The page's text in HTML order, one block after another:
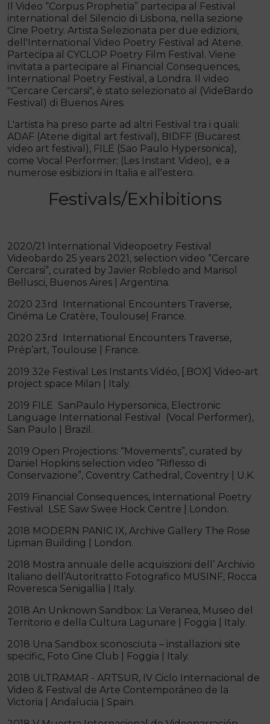
Il Video “Corpus Prophetia” partecipa al Festival
international del Silencio di Lisbona, nella sezione
Cine Poetry. Artista Selezionata per due edizioni,
dell'International Video Poetry Festival ad Atene.
Partecipa al CYCLOP Poetry Film Festival. Viene
invitata a partecipare al Financial Consequences,
International Poetry Festival, a Londra. Il video
"Cercare Cercarsi", è stato selezionato al (VideBardo
Festival) di Buenos Aires.
L'artista ha preso parte ad altri Festival tra i quali:
ADAF (Atene digital art festival), BIDFF (Bucarest
video art festival), FILE (Sao Paulo Hypersonica),
come Vocal Performer; (Les Instant Video), e a
numerose esibizioni in Italia e all'estero.
Festivals/Exhibitions
2020/21 International Videopoetry Festival
Videobardo 25 years 2021, selection video “Cercare
Cercarsi”, curated by Javier Robledo and Marisol
Bellusci, Buenos Aires | Argentina.
2020 23rd International Encounters Traverse,
Cinéma Le Cratère, Toulouse| France.
2020 23rd International Encounters Traverse,
Prép’art, Toulouse | France.
2019 32e Festival Les Instants Vidéo, [.BOX] Video-art
project space Milan | Italy.
2019 FILE SanPaulo Hypersonica, Electronic
Language International Festival (Vocal Performer),
San Paulo | Brazil.
2019 Open Projections: “Movements”, curated by
Daniel Hopkins selection video “Riflesso di
Conservazione”, Coventry Cathedral, Coventry | U.K.
2019 Financial Consequences, International Poetry
Festival LSE Saw Swee Hock Centre | London.
2018 MODERN PANIC IX, Archive Gallery The Rose
Lipman Building | London.
2018 Mostra annuale delle acquisizioni dell’ Archivio
Italiano dell’Autoritratto Fotografico MUSINF, Rocca
Roveresca Senigallia | Italy.
2018 An Unknown Sandbox: La Veranea, Museo del
Territorio e della Cultura Lagunare | Foggia | Italy.
2018 Una Sandbox sconosciuta – installazioni site
specific, Foto Cine Club | Foggia | Italy.
2018 ULTRAMAR - ARTSUR, IV Ciclo Internacional de
Video & Festival de Arte Contemporáneo de la
Victoria | Andalucia | Spain.